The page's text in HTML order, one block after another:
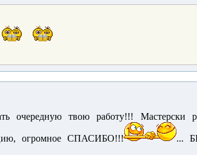
очередную твою работу!!! Мастерски
огромное СПАСИБО!!! ...